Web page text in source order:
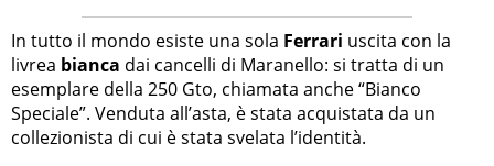
In tutto il mondo esiste una sola Ferrari uscita con la
livrea bianca dai cancelli di Maranello: si tratta di un
esemplare della 250 Gto, chiamata anche “Bianco
Speciale”. Venduta all’asta, è stata acquistata da un
collezionista di cui è stata svelata l’identità.